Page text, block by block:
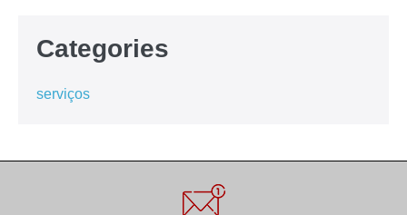
Categories
serviços